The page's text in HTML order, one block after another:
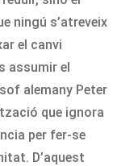
ningú s’atreveix
el canvi
assumir el
alemany Peter
que ignora
per fer-se
D’aquest